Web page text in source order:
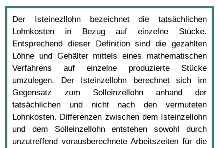
Der Isteinezllohn bezeichnet die tatsächlichen
Lohnkosten in Bezug auf einzelne Stücke.
Entsprechend dieser Definition sind die gezahlten
Löhne und Gehälter mittels eines mathematischen
Verfahrens auf einzelne produzierte Stücke
umzulegen. Der Isteinzellohn berechnet sich im
Gegensatz zum Solleinzellohn anhand der
tatsächlichen und nicht nach den vermuteten
Lohnkosten. Differenzen zwischen dem Isteinzellohn
und dem Solleinzellohn entstehen sowohl durch
unzutreffend vorausberechnete Arbeitszeiten für die